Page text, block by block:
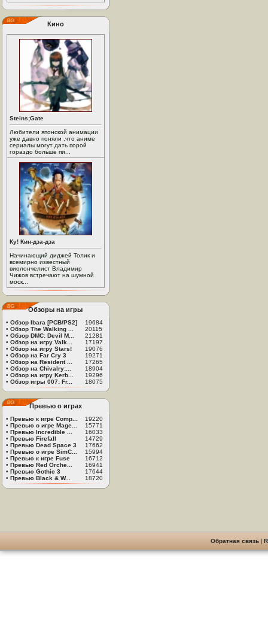
Кино
Steins;Gate
Любители японской анимации
уже давно поняли ,что аниме
сериалы могут дать порой
гораздо больше пи...
Ку! Кин-дза-дза
Начинающий диджей Толик и
всемирно известный
виолончелист Владимир
Чижов встречают на шумной
моск...
Обзоры на игры
• Обзор Ibara [PCB/PS2]
19684
• Обзор The Walking ...
20115
• Обзор DMC: Devil M...
21281
• Обзор на игру Valk...
17197
• Обзор на игру Stars!
19076
• Обзор на Far Cry 3
19271
• Обзор на Resident ...
17265
• Обзор на Chivalry:...
18904
• Обзор на игру Kerb...
19296
• Обзор игры 007: Fr... 18075
Превью о играх
• Превью к игре Comp...
19220
• Превью о игре Mage...
15771
• Превью Incredible ...
16033
• Превью Firefall
14729
• Превью Dead Space 3
17662
• Превью о игре SimC...
15994
• Превью к игре Fuse
16712
• Превью Red Orche...
16941
• Превью Gothic 3
17644
• Превью Black & W... 18720
Обратная связь